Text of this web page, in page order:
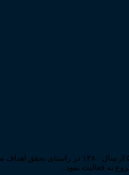
مرکز مطبوعات و انتشارات قوه قضاییه